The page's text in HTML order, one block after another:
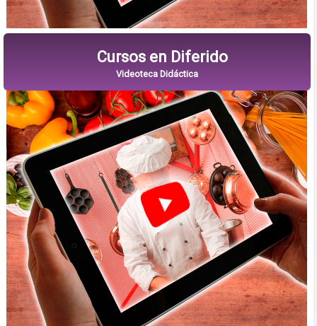
Cursos en Diferido
Videoteca Didáctica